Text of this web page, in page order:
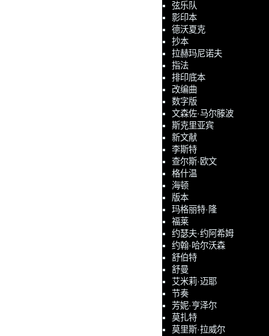
弦乐队
影印本
德沃夏克
抄本
拉赫玛尼诺夫
指法
排印底本
改编曲
数字版
文森佐·马尔滕波
斯克里亚宾
新文献
李斯特
查尔斯·欧文
格什温
海顿
版本
玛格丽特·隆
福莱
约瑟夫·约阿希姆
约翰·哈尔沃森
舒伯特
舒曼
艾米莉·迈耶
节奏
芳妮·亨泽尔
莫扎特
莫里斯·拉威尔